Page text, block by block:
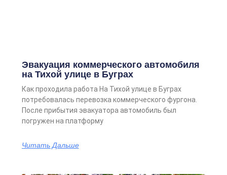
Эвакуация коммерческого автомобиля
на Тихой улице в Буграх
Как проходила работа На Тихой улице в Буграх
потребовалась перевозка коммерческого фургона.
После прибытия эвакуатора автомобиль был
погружен на платформу
Читать Дальше